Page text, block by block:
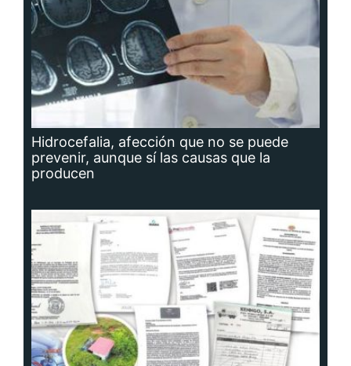
Hidrocefalia, afección que no se puede
prevenir, aunque sí las causas que la
producen